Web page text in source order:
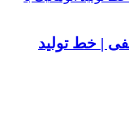
| خط تولید